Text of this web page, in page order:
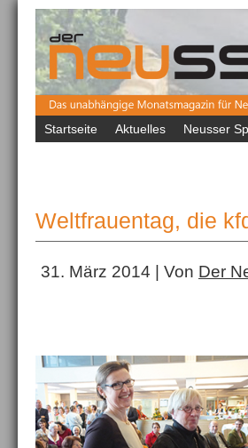
Startseite Aktuelles Neusser
Weltfrauentag, die
31. März 2014 | Von Der